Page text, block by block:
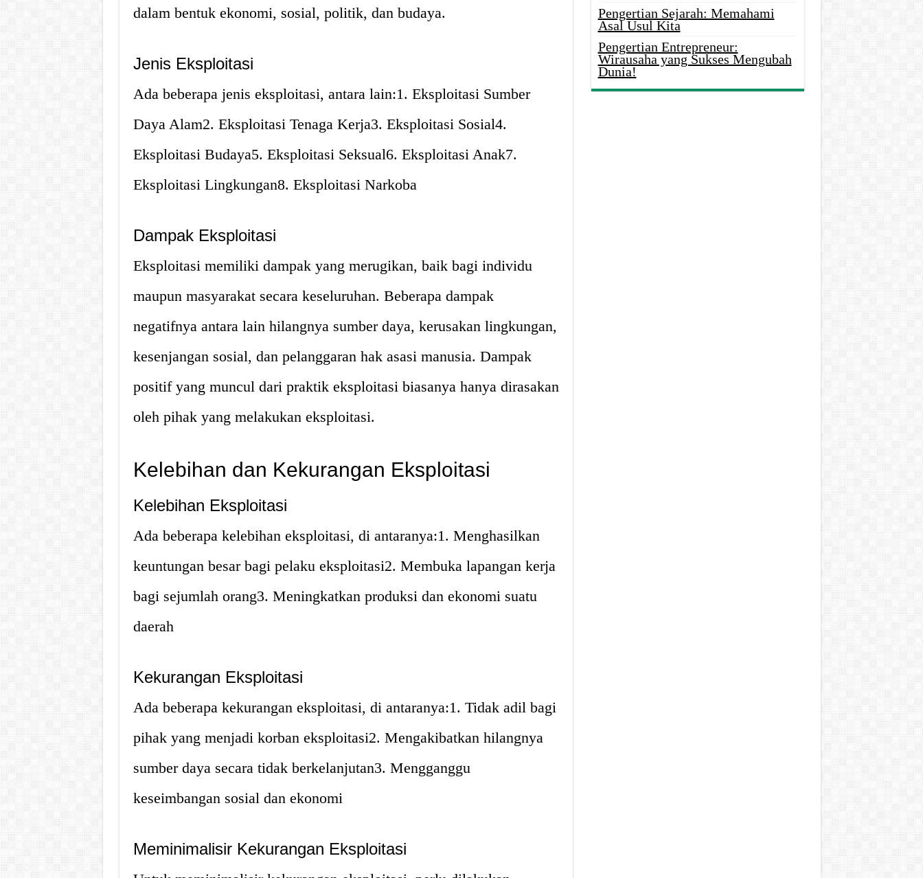
dalam bentuk ekonomi, sosial, politik, dan budaya.
Jenis Eksploitasi
Ada beberapa jenis eksploitasi, antara lain:1. Eksploitasi Sumber
Daya Alam2. Eksploitasi Tenaga Kerja3. Eksploitasi Sosial4.
Eksploitasi Budaya5. Eksploitasi Seksual6. Eksploitasi Anak7.
Eksploitasi Lingkungan8. Eksploitasi Narkoba
Dampak Eksploitasi
Eksploitasi memiliki dampak yang merugikan, baik bagi individu
maupun masyarakat secara keseluruhan. Beberapa dampak
negatifnya antara lain hilangnya sumber daya, kerusakan lingkungan,
kesenjangan sosial, dan pelanggaran hak asasi manusia. Dampak
positif yang muncul dari praktik eksploitasi biasanya hanya dirasakan
oleh pihak yang melakukan eksploitasi.
Kelebihan dan Kekurangan Eksploitasi
Kelebihan Eksploitasi
Ada beberapa kelebihan eksploitasi, di antaranya:1. Menghasilkan
keuntungan besar bagi pelaku eksploitasi2. Membuka lapangan kerja
bagi sejumlah orang3. Meningkatkan produksi dan ekonomi suatu
daerah
Kekurangan Eksploitasi
Ada beberapa kekurangan eksploitasi, di antaranya:1. Tidak adil bagi
pihak yang menjadi korban eksploitasi2. Mengakibatkan hilangnya
sumber daya secara tidak berkelanjutan3. Mengganggu
keseimbangan sosial dan ekonomi
Meminimalisir Kekurangan Eksploitasi
Pengertian Sejarah: Memahami
Asal Usul Kita
Pengertian Entrepreneur:
Wirausaha yang Sukses Mengubah
Dunia!